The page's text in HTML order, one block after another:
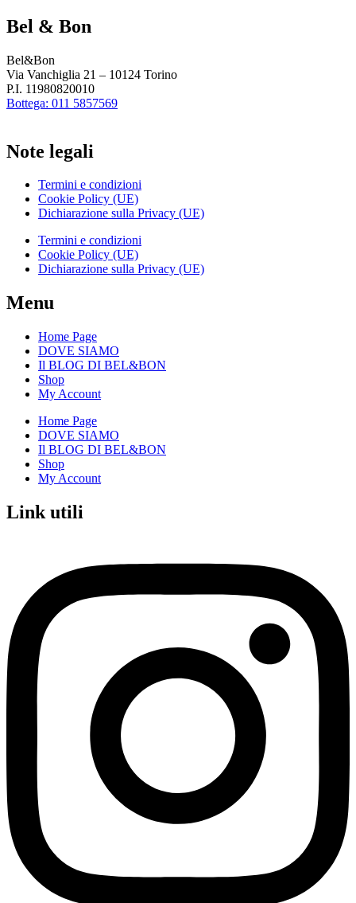
Bel & Bon
Bel&Bon
Via Vanchiglia 21 – 10124 Torino
P.I. 11980820010
Bottega: 011 5857569
Note legali
Termini e condizioni
Cookie Policy (UE)
Dichiarazione sulla Privacy (UE)
Termini e condizioni
Cookie Policy (UE)
Dichiarazione sulla Privacy (UE)
Menu
Home Page
DOVE SIAMO
Il BLOG DI BEL&BON
Shop
My Account
Home Page
DOVE SIAMO
Il BLOG DI BEL&BON
Shop
My Account
Link utili